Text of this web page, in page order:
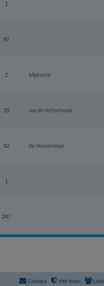
1
57
2 Mijdrecht
15 uut dn Achterhook
42 Bij Veenendaal
1
247
Het team
Contact